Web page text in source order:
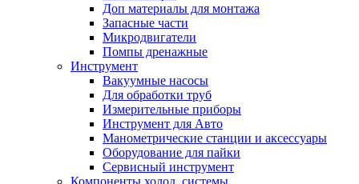
Доп материалы для монтажа
Запасные части
Микродвигатели
Помпы дренажные
Инструмент
Вакуумные насосы
Для обработки труб
Измерительные приборы
Инструмент для Авто
Манометрические станции и аксессуары
Оборудование для пайки
Сервисный инструмент
Компоненты холод. системы